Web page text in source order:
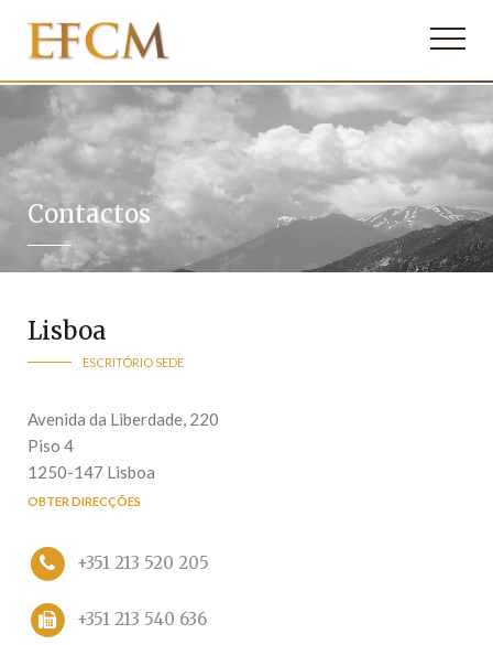
Contactos
Lisboa
ESCRITÓRIO SEDE
Avenida da Liberdade, 220
Piso 4
1250-147 Lisboa
OBTER DIRECÇÕES
+351 213 520 205
+351 213 540 636